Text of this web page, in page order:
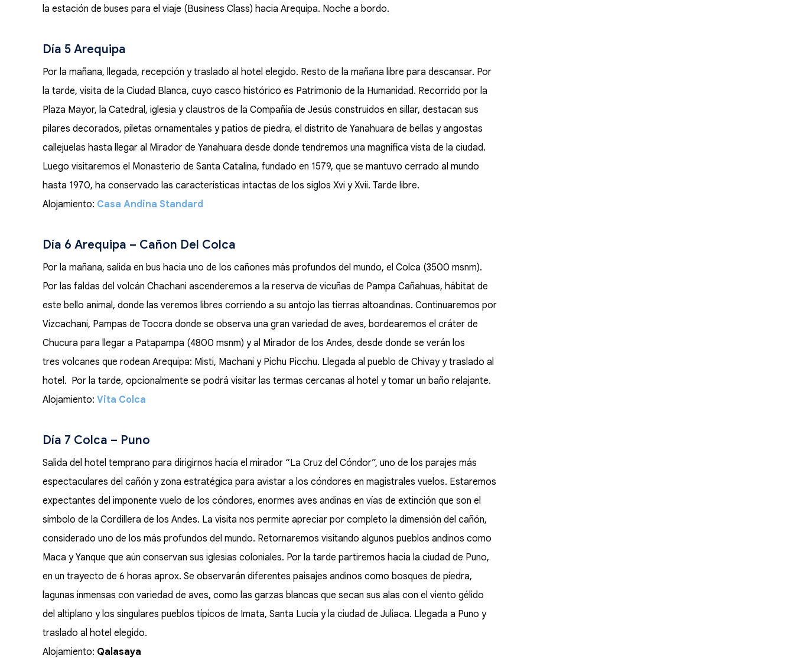
la estación de buses para el viaje (Business Class) hacia Arequipa. Noche a bordo.
Día 5 Arequipa
Por la mañana, llegada, recepción y traslado al hotel elegido. Resto de la mañana libre para descansar. Por
la tarde, visita de la Ciudad Blanca, cuyo casco histórico es Patrimonio de la Humanidad. Recorrido por la
Plaza Mayor, la Catedral, iglesia y claustros de la Compañía de Jesús construidos en sillar, destacan sus
pilares decorados, piletas ornamentales y patios de piedra, el distrito de Yanahuara de bellas y angostas
callejuelas hasta llegar al Mirador de Yanahuara desde donde tendremos una magnífica vista de la ciudad.
Luego visitaremos el Monasterio de Santa Catalina, fundado en 1579, que se mantuvo cerrado al mundo
hasta 1970, ha conservado las características intactas de los siglos Xvi y Xvii. Tarde libre.
Alojamiento: Casa Andina Standard
Día 6 Arequipa – Cañon Del Colca
Por la mañana, salida en bus hacia uno de los cañones más profundos del mundo, el Colca (3500 msnm).
Por las faldas del volcán Chachani ascenderemos a la reserva de vicuñas de Pampa Cañahuas, hábitat de
este bello animal, donde las veremos libres corriendo a su antojo las tierras altoandinas. Continuaremos por
Vizcachani, Pampas de Toccra donde se observa una gran variedad de aves, bordearemos el cráter de
Chucura para llegar a Patapampa (4800 msnm) y al Mirador de los Andes, desde donde se verán los
tres volcanes que rodean Arequipa: Misti, Machani y Pichu Picchu. Llegada al pueblo de Chivay y traslado al
hotel. Por la tarde, opcionalmente se podrá visitar las termas cercanas al hotel y tomar un baño relajante.
Alojamiento: Vita Colca
Día 7 Colca – Puno
Salida del hotel temprano para dirigirnos hacia el mirador “La Cruz del Cóndor”, uno de los parajes más
espectaculares del cañón y zona estratégica para avistar a los cóndores en magistrales vuelos. Estaremos
expectantes del imponente vuelo de los cóndores, enormes aves andinas en vías de extinción que son el
símbolo de la Cordillera de los Andes. La visita nos permite apreciar por completo la dimensión del cañón,
considerado uno de los más profundos del mundo. Retornaremos visitando algunos pueblos andinos como
Maca y Yanque que aún conservan sus iglesias coloniales. Por la tarde partiremos hacia la ciudad de Puno,
en un trayecto de 6 horas aprox. Se observarán diferentes paisajes andinos como bosques de piedra,
lagunas inmensas con variedad de aves, como las garzas blancas que secan sus alas con el viento gélido
del altiplano y los singulares pueblos típicos de Imata, Santa Lucia y la ciudad de Juliaca. Llegada a Puno y
traslado al hotel elegido.
Alojamiento: Qalasaya